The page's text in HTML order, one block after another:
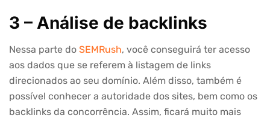
3 – Análise de backlinks
Nessa parte do SEMRush, você conseguirá ter acesso
aos dados que se referem à listagem de links
direcionados ao seu domínio. Além disso, também é
possível conhecer a autoridade dos sites, bem como os
backlinks da concorrência. Assim, ficará muito mais